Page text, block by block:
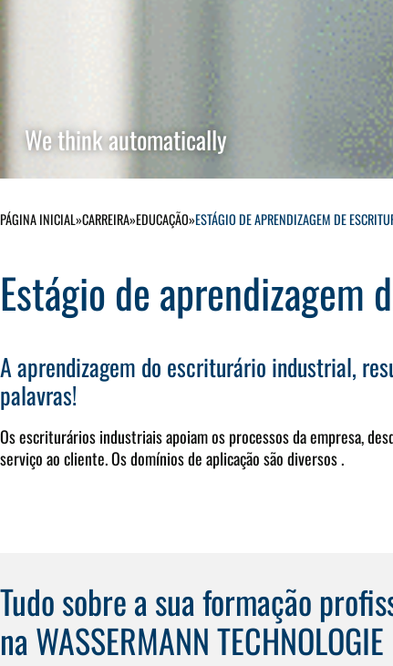
We think automatically
PÁGINA INICIAL»CARREIRA»EDUCAÇÃO»ESTÁGIO DE APRENDIZAGEM DE
Estágio de
A aprendizagem do escriturário industrial,
palavras!
Os escriturários industriais apoiam os processos da empresa,
serviço ao cliente. Os domínios de aplicação são diversos.
Tudo sobre a sua formação
na WASSERMANN TECHNOLOGIE